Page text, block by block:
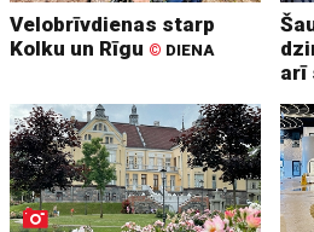
Velobrīvdienas starp
Kolku un Rīgu © DIENA
arī